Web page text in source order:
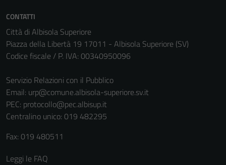
CONTATTI
Città di Albisola Superiore
Piazza della Libertà 19 17011 - Albisola Superiore (SV)
Codice fiscale / P. IVA: 00340950096
Servizio Relazioni con il Pubblico
Email: urp@comune.albisola-superiore.sv.it
PEC: protocollo@pec.albisup.it
Centralino unico: 019 482295
Fax: 019 480511
Leggi le FAQ